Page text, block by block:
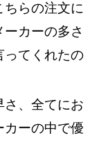
ちらの注文に
ーカーの多さ
ってくれたの
さ、全てにお
カーの中で優